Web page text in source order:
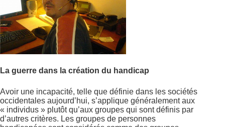
La guerre dans la création du handicap
Avoir une incapacité, telle que définie dans les sociétés
occidentales aujourd’hui, s’applique généralement aux
« individus » plutôt qu’aux groupes qui sont définis par
d’autres critères. Les groupes de personnes